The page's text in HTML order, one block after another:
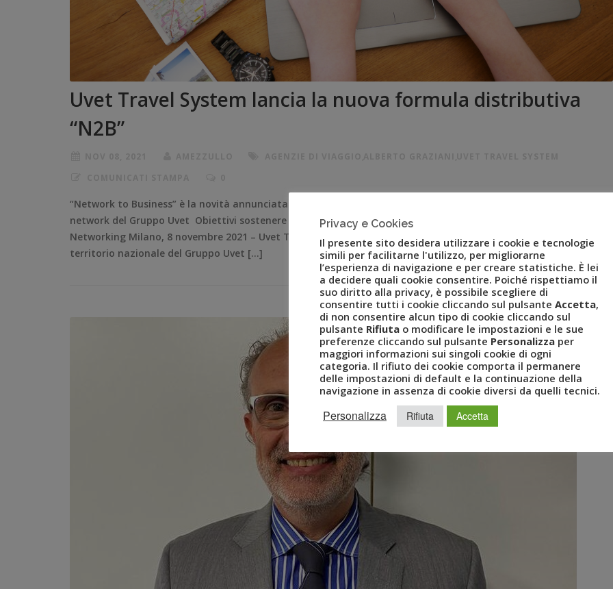
Uvet Travel System lancia la nuova formula distributiva
“N2B”
“Network to Business” è la novità annunciata nel corso del webinar “ReActive 2022” seguito dalle agenzie del
network del Gruppo Uvet Obiettivi sostenere la produzione, incrementare la distribuzione e rimodellare il
Networking Milano, 8 novembre 2021 – Uvet Travel System, il network di agenzie di viaggio presente su tutto il
territorio nazionale del Gruppo Uvet […]
Privacy e Cookies
Il presente sito desidera utilizzare i cookie e tecnologie
simili per facilitarne l'utilizzo, per migliorarne
l’esperienza di navigazione e per creare statistiche. È lei
a decidere quali cookie consentire. Poiché rispettiamo il
suo diritto alla privacy, è possibile scegliere di
consentire tutti i cookie cliccando sul pulsante Accetta,
di non consentire alcun tipo di cookie cliccando sul
pulsante Rifiuta o modificare le impostazioni e le sue
preferenze cliccando sul pulsante Personalizza per
maggiori informazioni sui singoli cookie di ogni
categoria. Il rifiuto dei cookie comporta il permanere
delle impostazioni di default e la continuazione della
navigazione in assenza di cookie diversi da quelli tecnici.
Personalizza Rifiuta Accetta